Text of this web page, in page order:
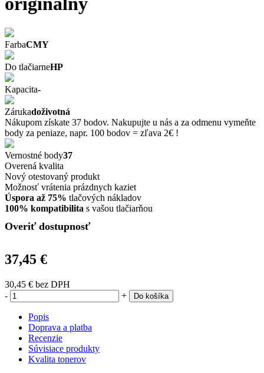
FarbaCMY
Do tlačiarneHP
Kapacita-
Zárukadoživotná
Nákupom získate 37 bodov. Nakupujte u nás a za odmenu vymeňte
body za peniaze, napr. 100 bodov = zľava 2€ !
Vernostné body37
Overená kvalita
Nový otestovaný produkt
Možnosť vrátenia prázdnych kaziet
Úspora až 75% tlačových nákladov
100% kompatibilita s vašou tlačiarňou
Overiť dostupnosť
37,45 €
30,45 € bez DPH
-
+ Do košíka
Popis
Doprava a platba
Recenzie
Súvisiace produkty
Kvalita tonerov